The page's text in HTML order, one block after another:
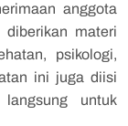
anggota
materi
psikologi,
ini juga diisi
untuk